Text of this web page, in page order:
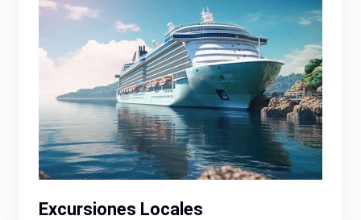
Excursiones Locales